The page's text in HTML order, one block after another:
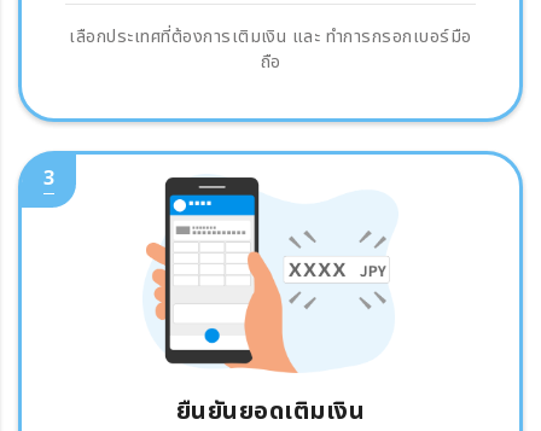
เลือกประเทศที่ต้องการเติมเงิน และ ทำการกรอกเบอร์มือ
ถือ
3
ยืนยันยอดเติมเงิน